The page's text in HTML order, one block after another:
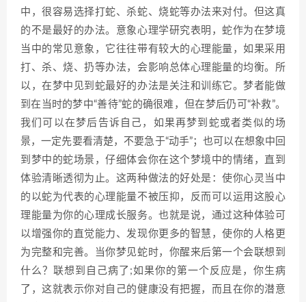
中，很容易选择打蛇、杀蛇、烧蛇等办法来对付。但这真
的不是最好的办法。意象心理学研究表明，蛇作为在梦境
当中的常见意象，它往往带有较大的心理能量，如果采用
打、杀、烧、扔等办法，会影响总体心理能量的均衡。所
以，在梦中见到蛇最好的办法是关注和训练它。梦者能做
到在当时的梦中“善待”蛇的确很难，但在梦后仍可“补救”。
我们可以在梦后告诉自己，如果再梦到蛇或者类似的场
景，一定先要看清楚，不要急于“动手”；也可以在想象中回
到梦中的蛇场景，仔细体会你在这个梦境中的情绪，直到
体验清晰透彻为止。这两种做法的好处是：使你心灵当中
的以蛇为代表的心理能量不被压抑，反而可以运用这股心
理能量为你的心理成长服务。也就是说，通过这种体验可
以增强你的直觉能力、发现你更多的智慧，使你的人格更
为完整和完善。当你梦见蛇时，你醒来后第一个会联想到
什么？联想到自己病了;如果你的第一个反应是，你生病
了，这就表示你对自己的健康没有把握，而且在你的潜意